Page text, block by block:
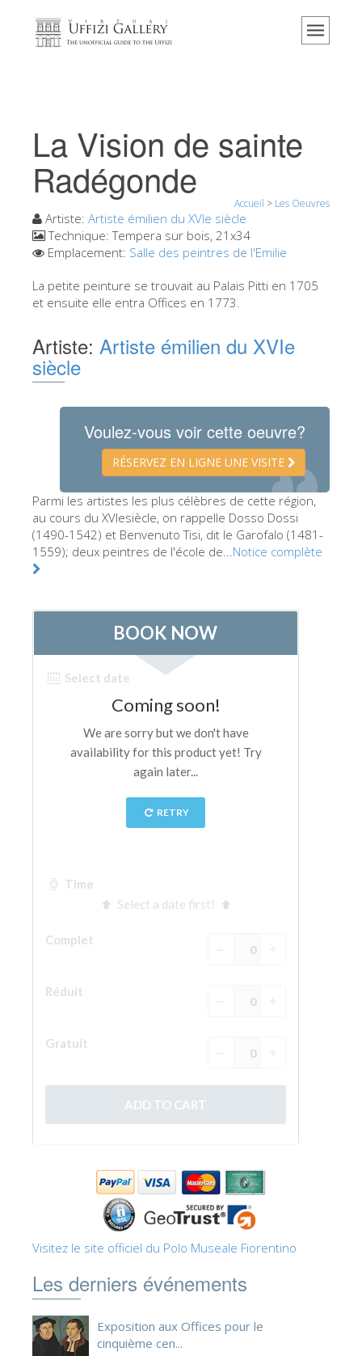
Accueil
Événements et expositions
L' avis des visiteurs
Explorer la Galerie
Visite virtuelle
Les Salles
Les nouvelles salles
Les autres Musées
Le Musée national du Bargello
Galerie de l'Académie
La Galerie Palatine
Les Chapelles Médicis
Musée Archéologique
Opificio delle Pietre Dure
Le Musée Galilée
Le Jardin de Boboli
La tour d'Arnolfo
Le Corridor de Vasari
Santa Maria Novella
Réserver une visite guidée
ESPAÑOL
La Vision de sainte
Radégonde
Accueil > Les Oeuvres
Artiste: Artiste émilien du XVIe siècle
Technique:Tempera sur bois, 21x34
Emplacement: Salle des peintres de l'Emilie
La petite peinture se trouvait au Palais Pitti en 1705
et ensuite elle entra Offices en 1773.
Artiste: Artiste émilien du XVIe
siècle
Voulez-vous voir cette oeuvre?
RÉSERVEZ EN LIGNE UNE VISITE
Parmi les artistes les plus célèbres de cette région,
au cours du XVIesiècle, on rappelle Dosso Dossi
(1490-1542) et Benvenuto Tisi, dit le Garofalo (1481-
1559); deux peintres de l'école de...Notice complète
Visitez le site officiel du Polo Museale Fiorentino
Les derniers événements
Exposition aux Offices pour le
cinquième cen...